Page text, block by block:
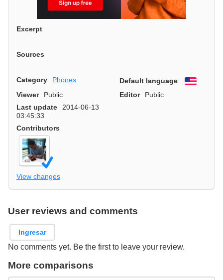
Excerpt
Sources
Category Phones Default language
English
Viewer
Public Editor
Public
Last update
2014-06-13
03:45:33
Contributors
View changes
User reviews and comments
Ingresar
No comments yet. Be the first to leave your review.
More comparisons